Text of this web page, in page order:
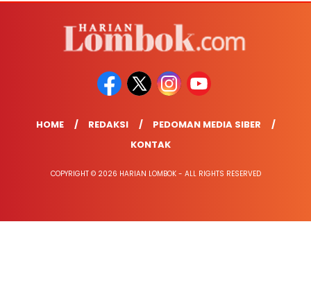
HOME REDAKSI
PEDOMAN MEDIA SIBER
KONTAK
COPYRIGHT © 2026 HARIAN LOMBOK - ALL RIGHTS RESERVED